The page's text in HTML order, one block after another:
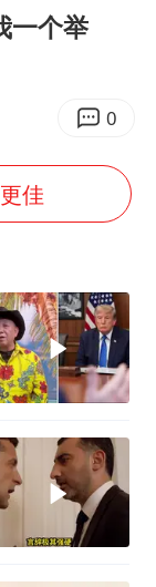
7号
黄色预警
模特的恋情
女孩
大梁
一个举
0
佳